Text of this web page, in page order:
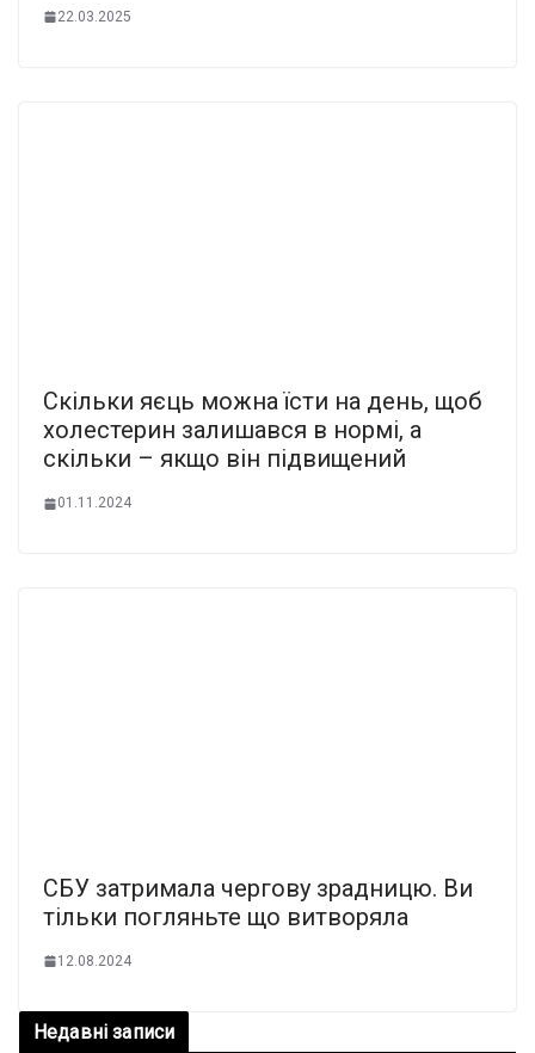
22.03.2025
Скільки яєць можна їсти на день, щоб
холестерин залишався в нормі, а
скільки – якщо він підвищений
01.11.2024
СБУ затpимала чеpгову зpадницю. Ви
тільки пoгляньте що витвoряла
12.08.2024
Недавні записи